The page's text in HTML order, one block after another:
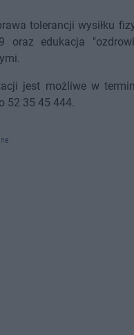
tolerancji wysiłku
oraz edukacja
jest możliwe w
52 35 45 444.